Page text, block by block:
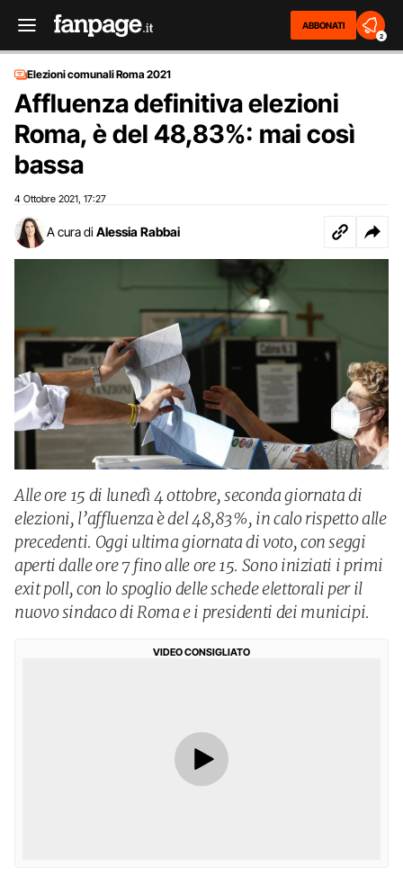
ABBONATI
2
Elezioni comunali Roma 2021
Affluenza definitiva elezioni
Roma, è del 48,83%: mai così
bassa
4 Ottobre 2021 17:27
A cura di Alessia Rabbai
Alle ore 15 di lunedì 4 ottobre, seconda giornata di
elezioni, l’affluenza è del 48,83%, in calo rispetto alle
precedenti. Oggi ultima giornata di voto, con seggi
aperti dalle ore 7 fino alle ore 15. Sono iniziati i primi
exit poll, con lo spoglio delle schede elettorali per il
nuovo sindaco di Roma e i presidenti dei municipi.
VIDEO CONSIGLIATO